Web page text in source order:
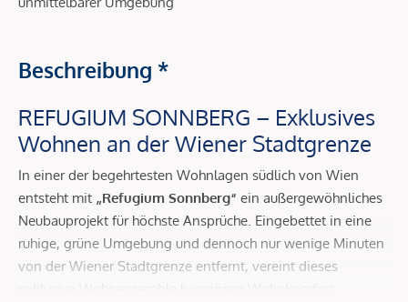
Beschreibung *
REFUGIUM SONNBERG – Exklusives
Wohnen an der Wiener Stadtgrenze
In einer der begehrtesten Wohnlagen südlich von Wien
entsteht mit „Refugium Sonnberg“ ein außergewöhnliches
Neubauprojekt für höchste Ansprüche. Eingebettet in eine
ruhige, grüne Umgebung und dennoch nur wenige Minuten
von der Wiener Stadtgrenze entfernt, vereint dieses